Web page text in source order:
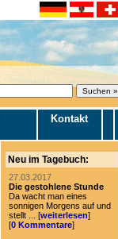
Kontakt
Neu im Tagebuch:
27.03.2017
Die gestohlene Stunde
Da wacht man eines
sonnigen Morgens auf und
stellt ... [weiterlesen]
[0 Kommentare]